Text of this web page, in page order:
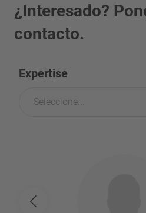
¿Interesado?
contacto.
Expertise
Seleccione...